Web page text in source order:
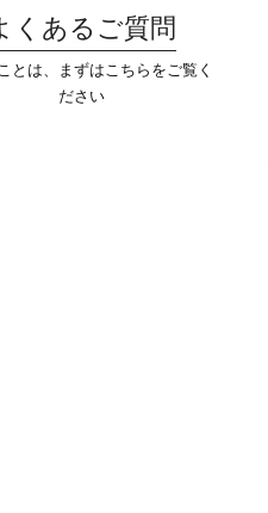
くあるご質問
とは、まずはこちらをご覧く
ださい